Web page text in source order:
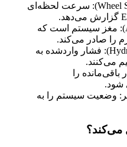
: سرعت لحظه‌ای
گزارش می‌دهد.
: مغز سیستم است که
را صادر می‌کند.
: فشار واردشده به
می‌کنند.
باقی‌مانده را
شود.
: وضعیت سیستم را به